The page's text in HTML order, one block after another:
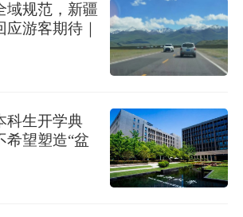
驻马店西平县“7·30”故意伤害案件
嫌疑人夏某钢被抓获
管理部针对安徽启动国家地质灾
级应急响应
域规范，新疆
游客期待｜
科生开学典
希望塑造“盆